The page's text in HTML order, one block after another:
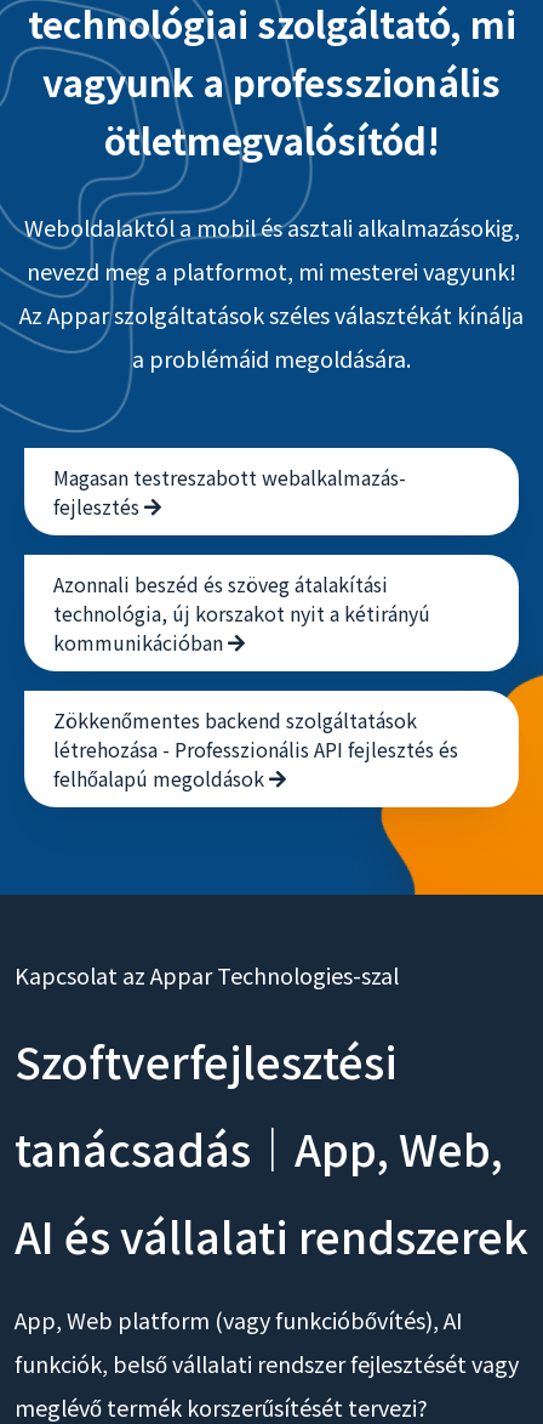
technológiai szolgáltató, mi
vagyunk a professzionális
ötletmegvalósítód!
Weboldalaktól a mobil és asztali alkalmazásokig,
nevezd meg a platformot, mi mesterei vagyunk!
Az Appar szolgáltatások széles választékát kínálja
a problémáid megoldására.
Magasan testreszabott webalkalmazás-
fejlesztés
Azonnali beszéd és szöveg átalakítási
technológia, új korszakot nyit a kétirányú
kommunikációban
Zökkenőmentes backend szolgáltatások
létrehozása - Professzionális API fejlesztés és
felhőalapú megoldások
Kapcsolat az Appar Technologies-szal
Szoftverfejlesztési
tanácsadás｜App, Web,
AI és vállalati rendszerek
App, Web platform (vagy funkcióbővítés), AI
funkciók, belső vállalati rendszer fejlesztését vagy
meglévő termék korszerűsítését tervezi?